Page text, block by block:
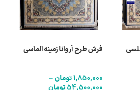
فرش طرح آروانا زمینه الماسی
1,850,000تومان –